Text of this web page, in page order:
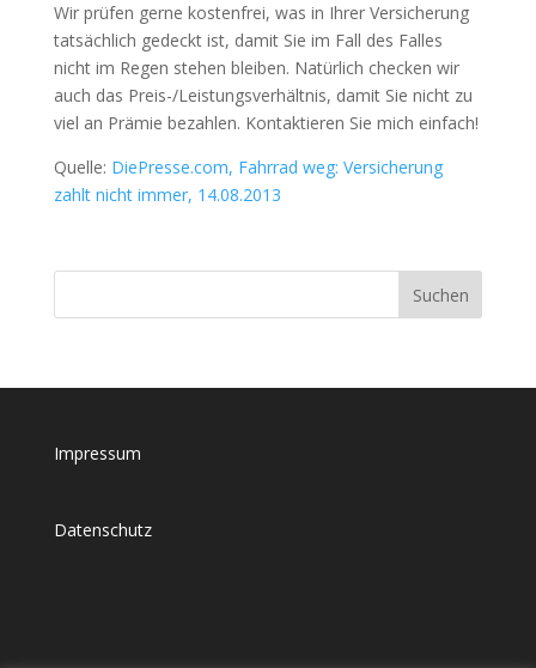
Wir prüfen gerne kostenfrei, was in Ihrer Versicherung
tatsächlich gedeckt ist, damit Sie im Fall des Falles
nicht im Regen stehen bleiben. Natürlich checken wir
auch das Preis-/Leistungsverhältnis, damit Sie nicht zu
viel an Prämie bezahlen. Kontaktieren Sie mich einfach!
Quelle: DiePresse.com, Fahrrad weg: Versicherung
zahlt nicht immer, 14.08.2013
Impressum
Datenschutz